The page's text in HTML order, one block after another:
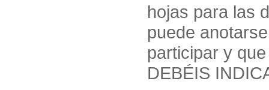
hojas para las
puede
participar y
DEBÉIS